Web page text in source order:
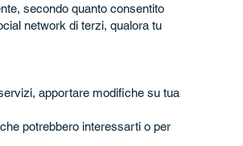
secondo quanto consentito
network di terzi, qualora tu
apportare modifiche su tua
potrebbero interessarti o per